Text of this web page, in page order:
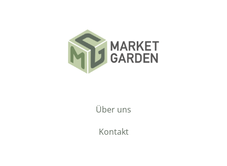
Über uns
Kontakt